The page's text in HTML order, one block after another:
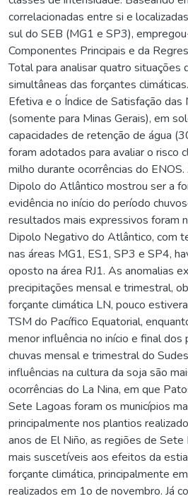
correlacionadas entre si e
sul do SEB (MG1 e SP3),
Componentes Principais e da
Total para analisar quatro situações
simultâneas das forçantes
Efetiva e o Índice de Satisfação
(somente para Minas Gerais), em
capacidades de retenção de água
foram adotados para avaliar o risco
milho durante ocorrências do
Dipolo do Atlântico mostrou ser a
evidência no início do período
resultados mais expressivos foram
Dipolo Negativo do Atlântico, com
nas áreas MG1, ES1, SP3 e SP4,
oposto na área RJ1. As anomalias
precipitações mensal e trimestral,
forçante climática LN, pouco
TSM do Pacífico Equatorial,
menor influência no início e final
chuvas mensal e trimestral do
influências na cultura da soja são
ocorrências do La Nina, em que
Sete Lagoas foram os municípios
principalmente nos plantios
anos de El Niño, as regiões de Sete
mais suscetíveis aos efeitos da
forçante climática, principalmente
realizados em 1o de novembro. Já